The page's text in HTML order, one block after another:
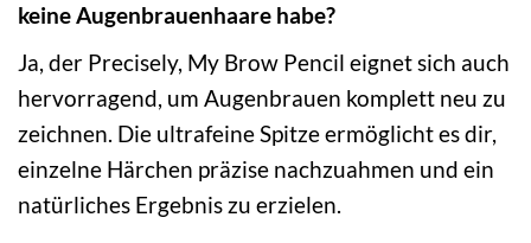
keine Augenbrauenhaare habe?
Ja, der Precisely, My Brow Pencil eignet sich auch
hervorragend, um Augenbrauen komplett neu zu
zeichnen. Die ultrafeine Spitze ermöglicht es dir,
einzelne Härchen präzise nachzuahmen und ein
natürliches Ergebnis zu erzielen.